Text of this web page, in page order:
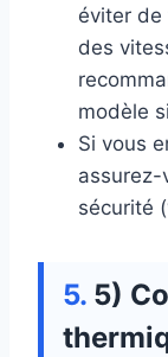
éviter de
des
modèle
Si vous
assurez-
sécurité
5)